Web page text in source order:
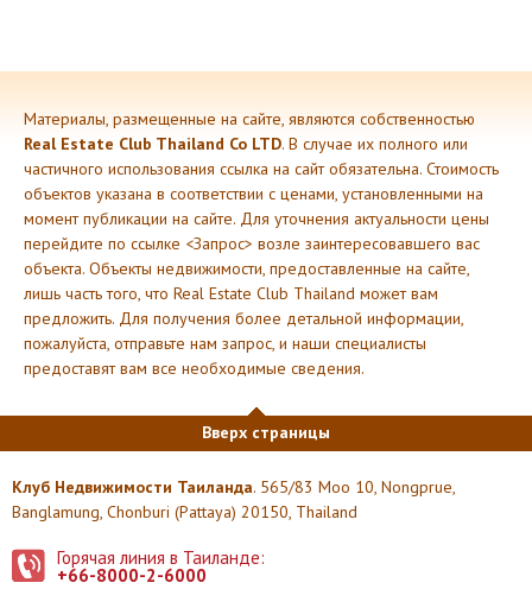
Материалы, размещенные на сайте, являются собственностью
Real Estate Club Thailand Co LTD. В случае их полного или
частичного использования ссылка на сайт обязательна. Стоимость
объектов указана в соответствии с ценами, установленными на
момент публикации на сайте. Для уточнения актуальности цены
перейдите по ссылке <Запрос> возле заинтересовавшего вас
объекта. Объекты недвижимости, предоставленные на сайте,
лишь часть того, что Real Estate Club Thailand может вам
предложить. Для получения более детальной информации,
пожалуйста, отправьте нам запрос, и наши специалисты
предоставят вам все необходимые сведения.
Вверх страницы
Клуб Недвижимости Таиланда. 565/83 Moo 10, Nongprue,
Banglamung, Chonburi (Pattaya) 20150, Thailand
Горячая линия в Таиланде:
+66-8000-2-6000